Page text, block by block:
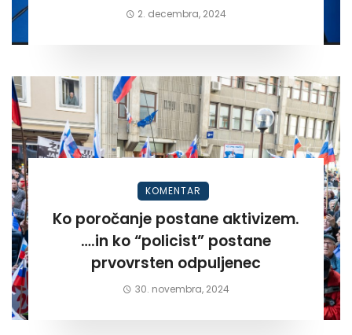
2. decembra, 2024
KOMENTAR
Ko poročanje postane aktivizem.
….in ko “policist” postane
prvovrsten odpuljenec
30. novembra, 2024